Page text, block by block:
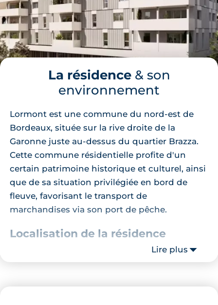
La résidence& son
environnement
Lormont est une commune du nord-est de
Bordeaux, située sur la rive droite de la
Garonne juste au-dessus du quartier Brazza.
Cette commune résidentielle profite d'un
certain patrimoine historique et culturel, ainsi
que de sa situation privilégiée en bord de
fleuve, favorisant le transport de
marchandises via son port de pêche.
Localisation de la résidence
se situe dans
en bord de Garonne. La résidence fait partie
Lire plus